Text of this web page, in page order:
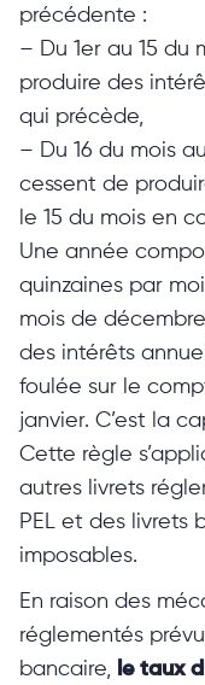
précédente :
– Du 1er au 15 du
produire des
qui précède,
– Du 16 du mois
cessent de
le 15 du mois en
Une année
quinzaines par
mois de
des intérêts
foulée sur le
janvier. C’est la
Cette règle
autres livrets
PEL et des livrets
imposables.
En raison des
réglementés
bancaire, le taux